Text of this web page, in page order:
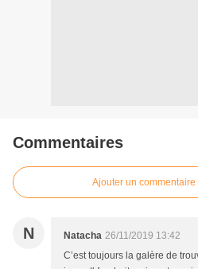
Commentaires
Ajouter un commentaire
N Natacha 26/11/2019 13:42
C’est toujours la galère de